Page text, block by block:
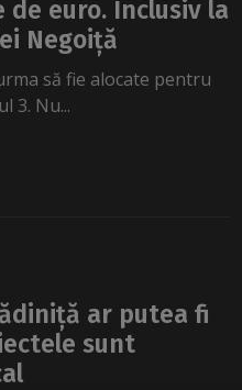
de euro. Inclusiv la
Negoiță
să fie alocate pentru
3. Nu...
ar putea fi
sunt